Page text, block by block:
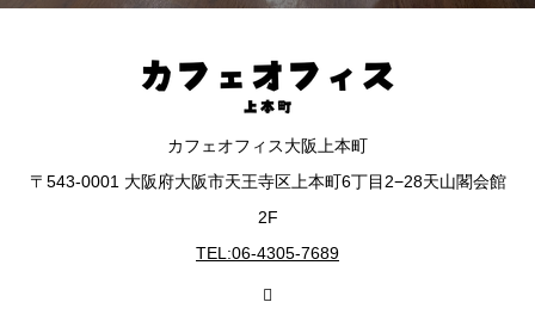
カフェオフィス大阪上本町
〒543-0001 大阪府大阪市天王寺区上本町6丁目2−28天山閣会館
2F
TEL:06-4305-7689